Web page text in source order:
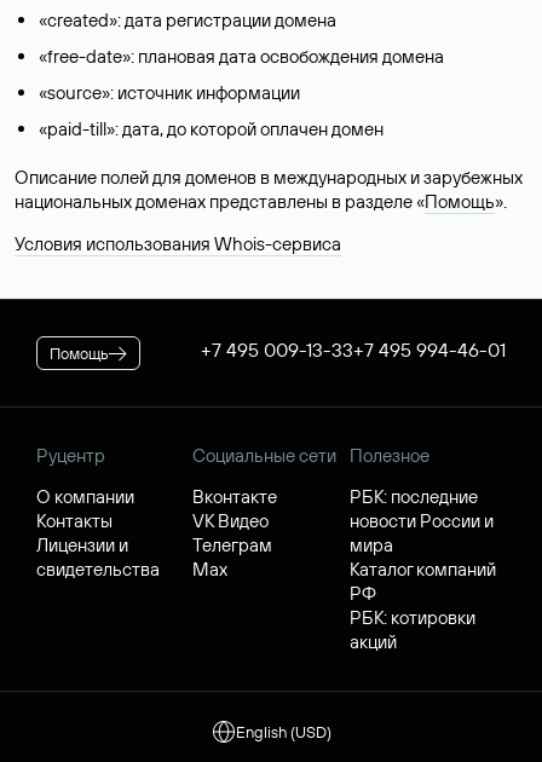
«created»: дата регистрации домена
«free-date»: плановая дата освобождения домена
«source»: источник информации
«paid-till»: дата, до которой оплачен домен
Описание полей для доменов в международных и зарубежных
национальных доменах представлены в разделе «Помощь».
Условия использования Whois-сервиса
Помощь +7 495 009-13-33+7 495 994-46-01
Руцентр
О компании
Контакты
Лицензии и
свидетельства
Социальные сети
Вконтакте
VK Видео
Телеграм
Max
Полезное
РБК: последние
новости России и
мира
Каталог компаний
РФ
РБК: котировки
акций
English (USD)